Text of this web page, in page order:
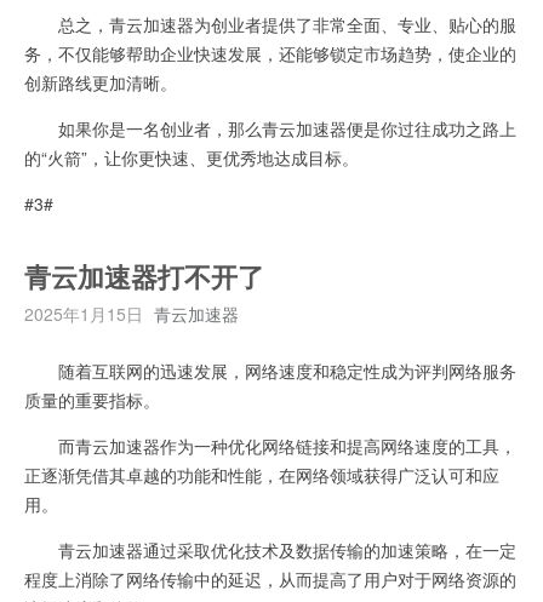
总之，青云加速器为创业者提供了非常全面、专业、贴心的服
务，不仅能够帮助企业快速发展，还能够锁定市场趋势，使企业的
创新路线更加清晰。
如果你是一名创业者，那么青云加速器便是你过往成功之路上
的“火箭”，让你更快速、更优秀地达成目标。
#3#
青云加速器打不开了
2025年1月15日 青云加速器
随着互联网的迅速发展，网络速度和稳定性成为评判网络服务
质量的重要指标。
而青云加速器作为一种优化网络链接和提高网络速度的工具，
正逐渐凭借其卓越的功能和性能，在网络领域获得广泛认可和应
用。
青云加速器通过采取优化技术及数据传输的加速策略，在一定
程度上消除了网络传输中的延迟，从而提高了用户对于网络资源的